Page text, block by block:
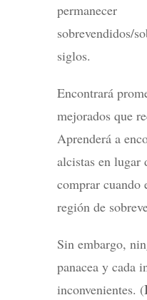
permanecer
sobrevendidos/
siglos.
Encontrará
mejorados que
Aprenderá a
alcistas en lugar
comprar cuando
región de
Sin embargo,
panacea y cada
inconvenientes. (